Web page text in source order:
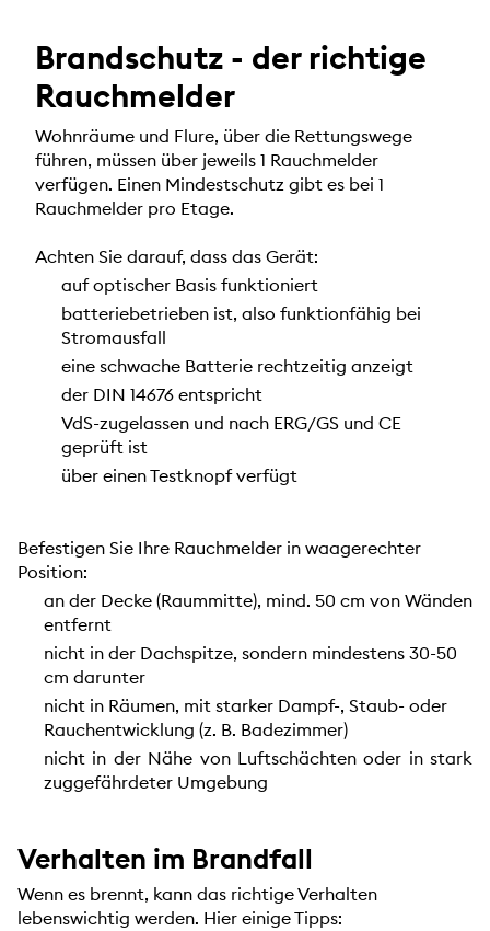
Brandschutz - der richtige
Rauchmelder
Wohnräume und Flure, über die Rettungswege
führen, müssen über jeweils 1 Rauchmelder
verfügen. Einen Mindestschutz gibt es bei 1
Rauchmelder pro Etage.
Achten Sie darauf, dass das Gerät:
auf optischer Basis funktioniert
batteriebetrieben ist, also funktionfähig bei
Stromausfall
eine schwache Batterie rechtzeitig anzeigt
der DIN 14676 entspricht
VdS-zugelassen und nach ERG/GS und CE
geprüft ist
über einen Testknopf verfügt
Befestigen Sie Ihre Rauchmelder in waagerechter
Position:
an der Decke (Raummitte), mind. 50 cm von Wänden
entfernt
nicht in der Dachspitze, sondern mindestens 30-50
cm darunter
nicht in Räumen, mit starker Dampf-, Staub- oder
Rauchentwicklung (z. B. Badezimmer)
nicht in der Nähe von Luftschächten oder in stark
zuggefährdeter Umgebung
Verhalten im Brandfall
Wenn es brennt, kann das richtige Verhalten
lebenswichtig werden. Hier einige Tipps: